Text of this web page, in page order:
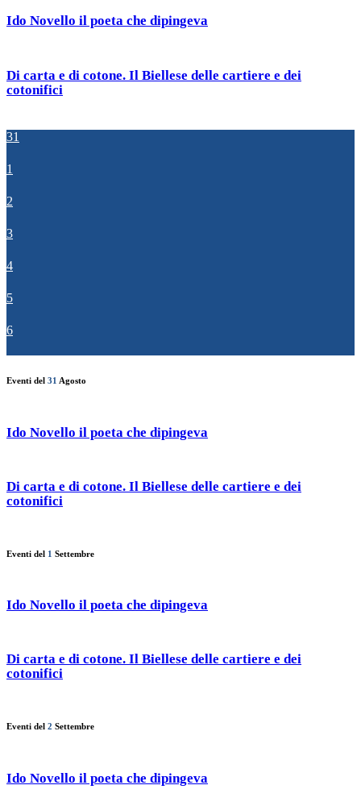
Ido Novello il poeta che dipingeva
Di carta e di cotone. Il Biellese delle cartiere e dei
cotonifici
31
1
2
3
4
5
6
Eventi del 31 Agosto
Ido Novello il poeta che dipingeva
Di carta e di cotone. Il Biellese delle cartiere e dei
cotonifici
Eventi del 1 Settembre
Ido Novello il poeta che dipingeva
Di carta e di cotone. Il Biellese delle cartiere e dei
cotonifici
Eventi del 2 Settembre
Ido Novello il poeta che dipingeva